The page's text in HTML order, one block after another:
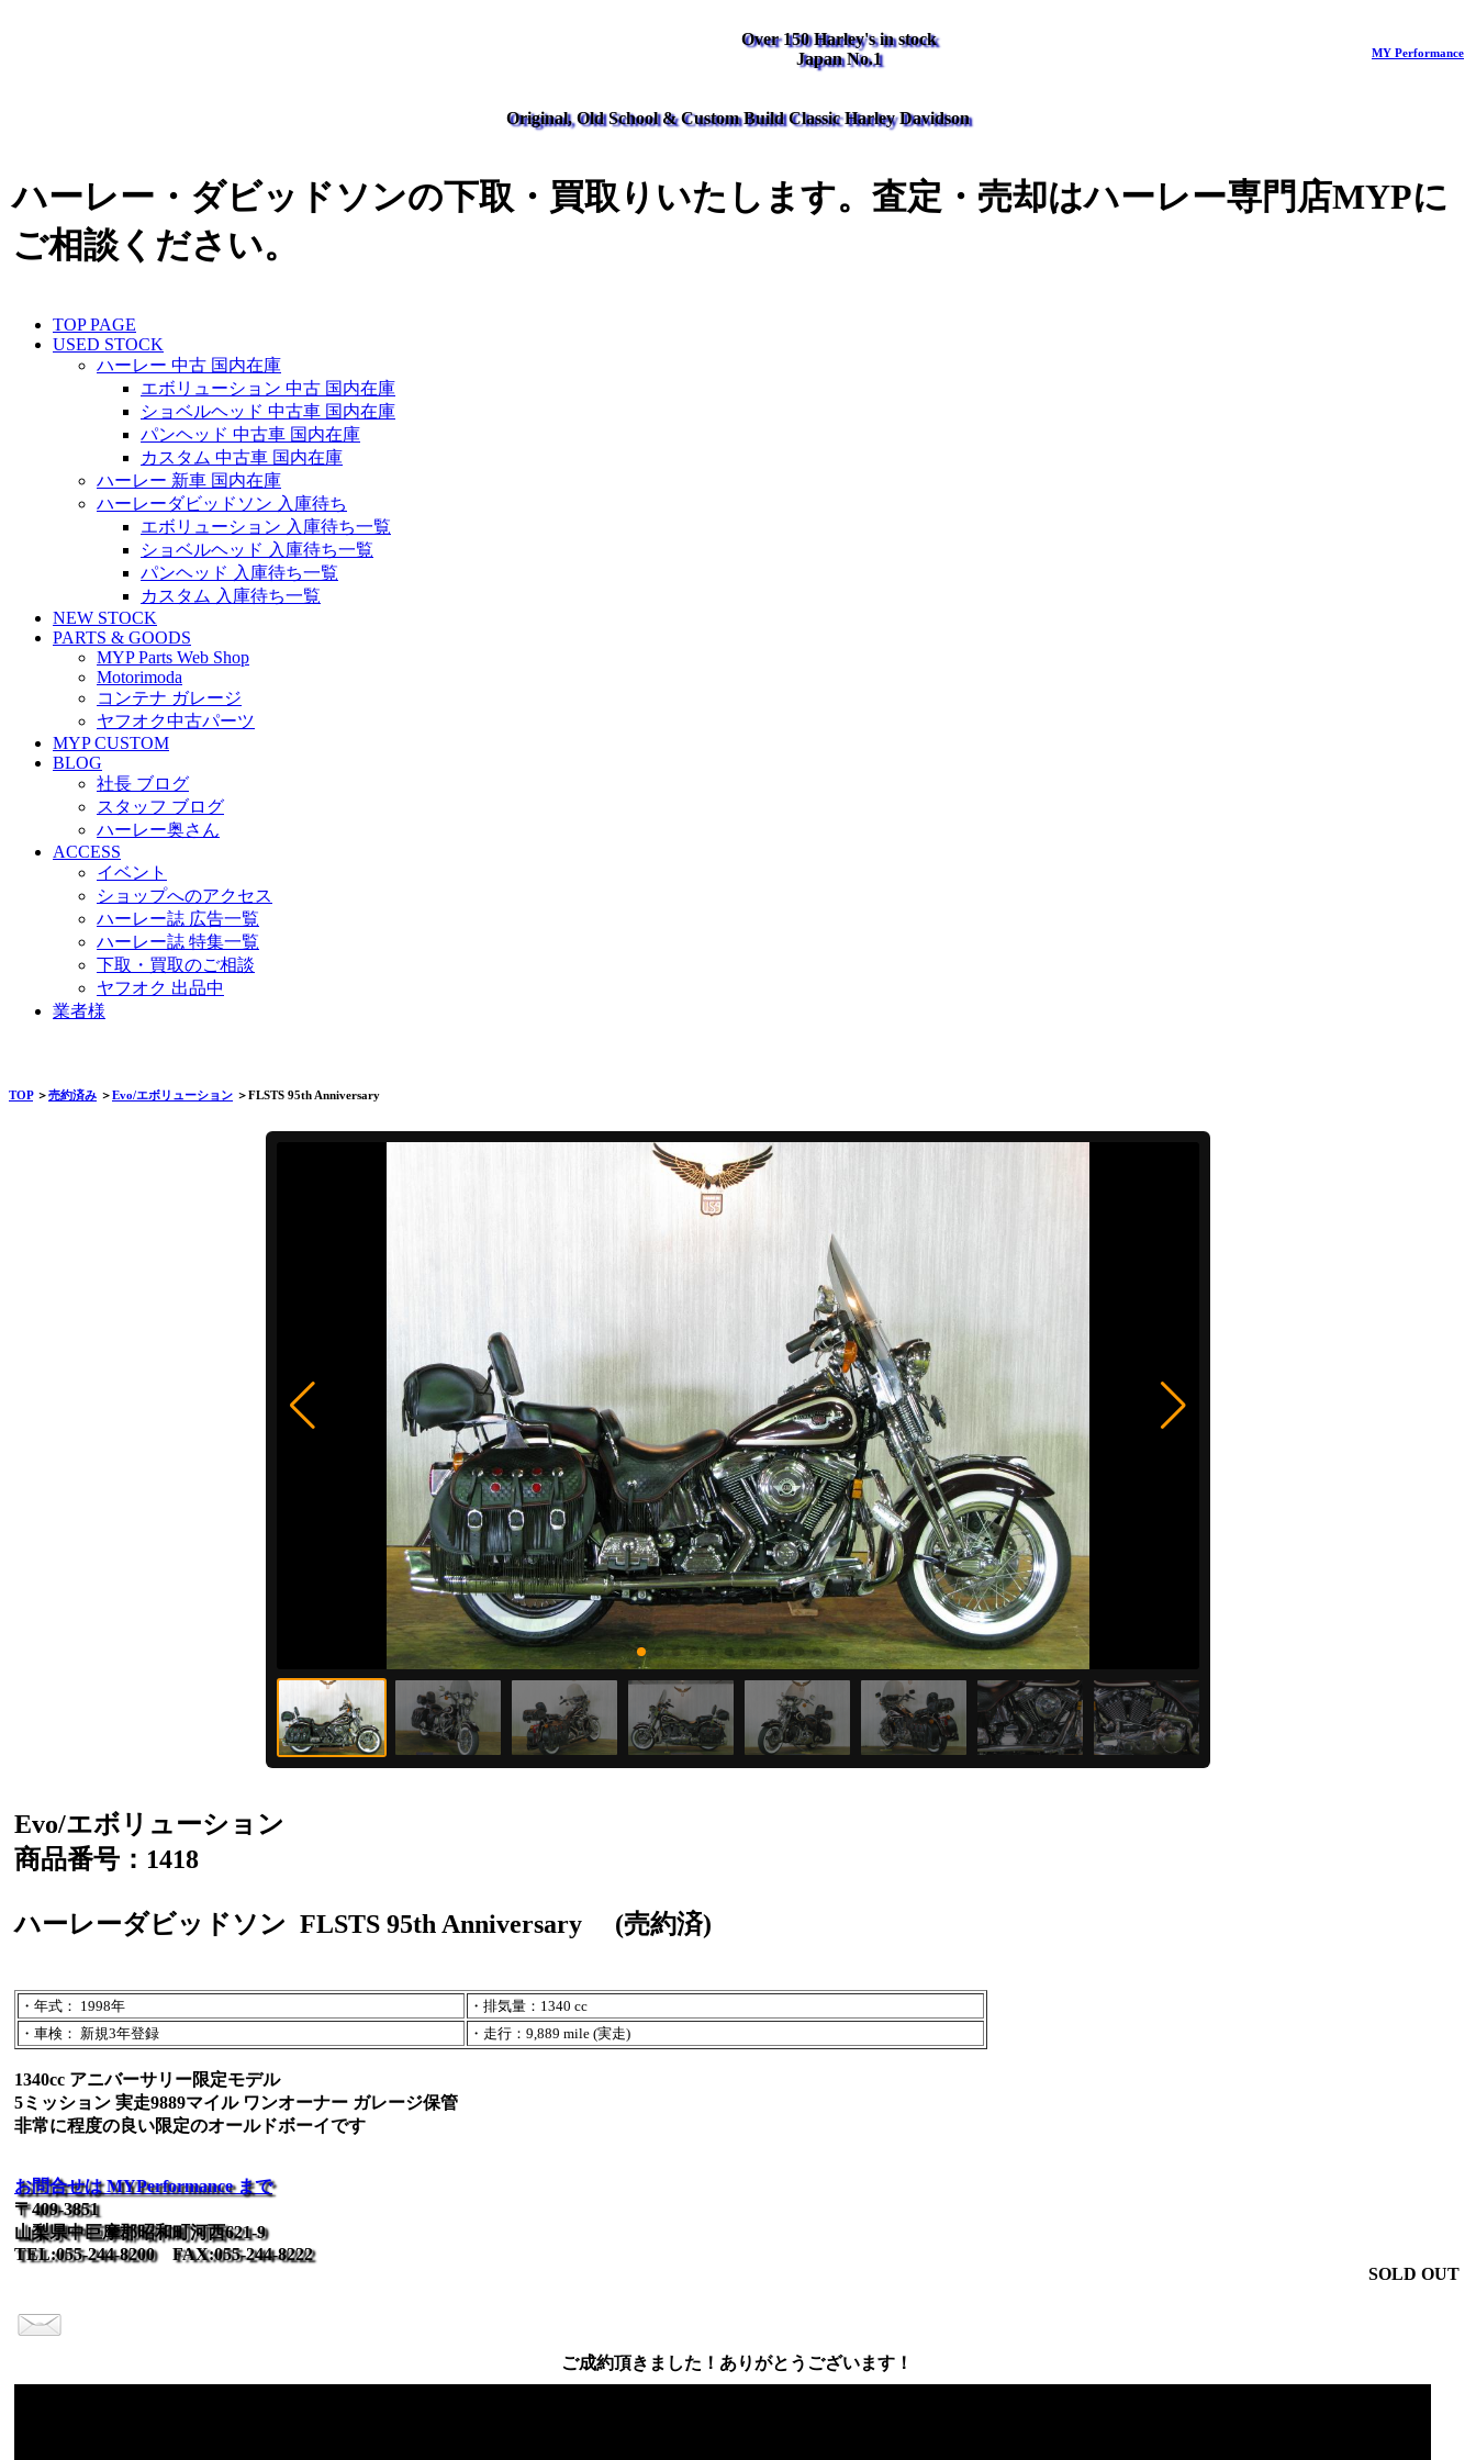
Over 150 Harley's in stock
Japan No.1
MY Performance
Original, Old School & Custom Build Classic Harley Davidson
ハーレー・ダビッドソンの下取・買取りいたします。査定・売却はハーレー専門店MYPに
ご相談ください。
TOP PAGE
USED STOCK
ハーレー 中古 国内在庫
エボリューション 中古 国内在庫
ショベルヘッド 中古車 国内在庫
パンヘッド 中古車 国内在庫
カスタム 中古車 国内在庫
ハーレー 新車 国内在庫
ハーレーダビッドソン 入庫待ち
エボリューション 入庫待ち一覧
ショベルヘッド 入庫待ち一覧
パンヘッド 入庫待ち一覧
カスタム 入庫待ち一覧
NEW STOCK
PARTS & GOODS
MYP Parts Web Shop
Motorimoda
コンテナ ガレージ
ヤフオク中古パーツ
MYP CUSTOM
BLOG
社長 ブログ
スタッフ ブログ
ハーレー奥さん
ACCESS
イベント
ショップへのアクセス
ハーレー誌 広告一覧
ハーレー誌 特集一覧
下取・買取のご相談
ヤフオク 出品中
業者様
TOP＞売約済み ＞Evo/エボリューション ＞FLSTS 95th Anniversary
Evo/エボリューション
商品番号：1418
ハーレーダビッドソン FLSTS 95th Anniversary (売約済)
・年式： 1998年
・排気量：1340 cc
・車検： 新規3年登録
・走行：9,889 mile (実走)
1340cc アニバーサリー限定モデル
5ミッション 実走9889マイル ワンオーナー ガレージ保管
非常に程度の良い限定のオールドボーイです
お問合せは MYPerformance まで
〒409-3851
山梨県中巨摩郡昭和町河西621-9
TEL:055-244-8200 FAX:055-244-8222
SOLD OUT
ご成約頂きました！ありがとうございます！